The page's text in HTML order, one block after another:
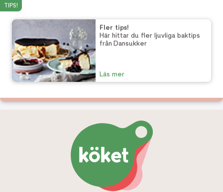
TIPS!
Fler tips!
Här hittar du fler ljuvliga baktips
från Dansukker
Läs mer